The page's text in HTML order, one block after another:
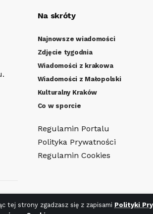
tej strony zgadzasz się z zapisami Polityki
Na skróty
Najnowsze wiadomości
Zdjęcie tygodnia
Wiadomości z krakowa
Wiadomości z Małopolski
Kulturalny Kraków
Co w sporcie
Regulamin Portalu
Polityka Prywatności
Regulamin Cookies